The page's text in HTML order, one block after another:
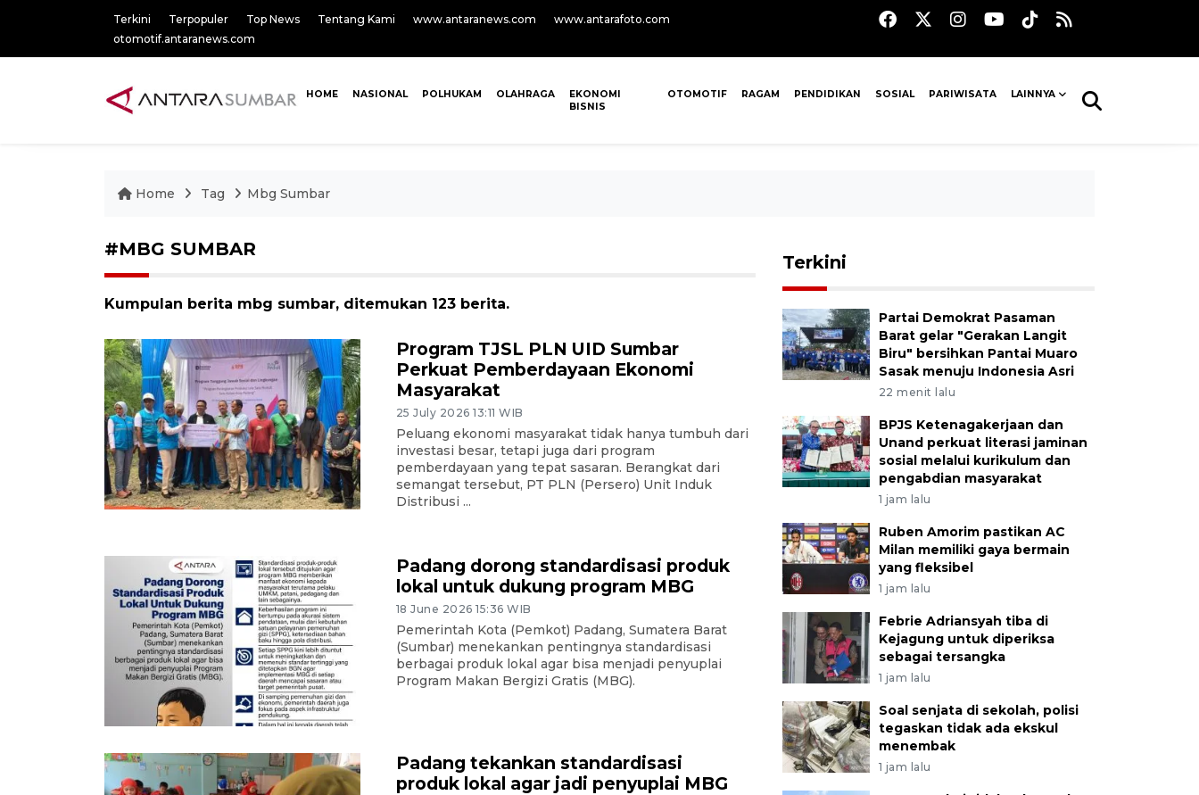
Terkini Terpopuler Top News Tentang Kami www.antaranews.com
www.antarafoto.com
otomotif.antaranews.com
HOME NASIONAL POLHUKAM OLAHRAGA
EKONOMI
BISNIS
OTOMOTIF RAGAM PENDIDIKAN SOSIAL PARIWISATA LAINNYA
Home Tag Mbg Sumbar
#MBG SUMBAR
Kumpulan berita mbg sumbar, ditemukan 123 berita.
Program TJSL PLN UID Sumbar
Perkuat Pemberdayaan Ekonomi
Masyarakat
25 July 2026 13:11 WIB
Peluang ekonomi masyarakat tidak hanya tumbuh dari
investasi besar, tetapi juga dari program
pemberdayaan yang tepat sasaran. Berangkat dari
semangat tersebut, PT PLN (Persero) Unit Induk
Distribusi ...
Padang dorong standardisasi produk
lokal untuk dukung program MBG
18 June 2026 15:36 WIB
Pemerintah Kota (Pemkot) Padang, Sumatera Barat
(Sumbar) menekankan pentingnya standardisasi
berbagai produk lokal agar bisa menjadi penyuplai
Program Makan Bergizi Gratis (MBG).
Padang tekankan standardisasi
produk lokal agar jadi penyuplai MBG
Terkini
Partai Demokrat Pasaman
Barat gelar "Gerakan Langit
Biru" bersihkan Pantai Muaro
Sasak menuju Indonesia Asri
22 menit lalu
BPJS Ketenagakerjaan dan
Unand perkuat literasi jaminan
sosial melalui kurikulum dan
pengabdian masyarakat
1 jam lalu
Ruben Amorim pastikan AC
Milan memiliki gaya bermain
yang fleksibel
1 jam lalu
Febrie Adriansyah tiba di
Kejagung untuk diperiksa
sebagai tersangka
1 jam lalu
Soal senjata di sekolah, polisi
tegaskan tidak ada ekskul
menembak
1 jam lalu